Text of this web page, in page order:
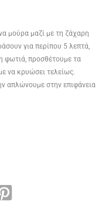
μούρα μαζί με τη ζάχαρη
για περίπου 5 λεπτά,
φωτιά, προσθέτουμε τα
να κρυώσει τελείως.
απλώνουμε στην επιφάνεια